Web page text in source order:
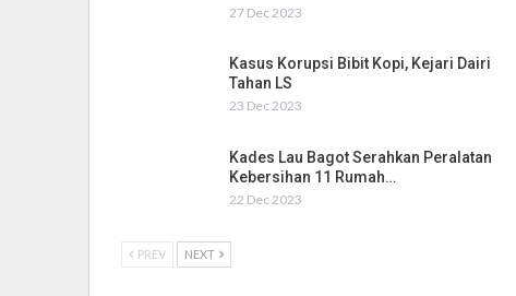
27 Dec 2023
Kasus Korupsi Bibit Kopi, Kejari Dairi
Tahan LS
23 Dec 2023
Kades Lau Bagot Serahkan Peralatan
Kebersihan 11 Rumah…
22 Dec 2023
PREV NEXT